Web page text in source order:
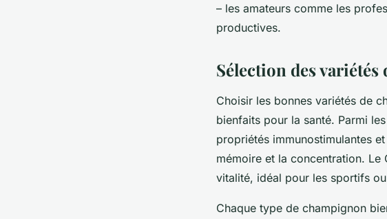
– les amateurs comme les
productives.
Sélection des
Choisir les bonnes variétés de
bienfaits pour la santé. Parmi
propriétés immunostimulantes
mémoire et la concentration. Le
vitalité, idéal pour les sportifs
Chaque type de champignon